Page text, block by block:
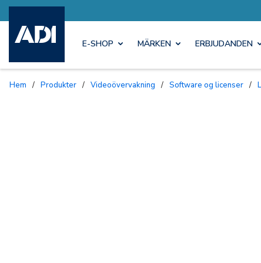
E-SHOP MÄRKEN ERBJUDANDEN
Hem / Produkter / Videoövervakning / Software og licenser /